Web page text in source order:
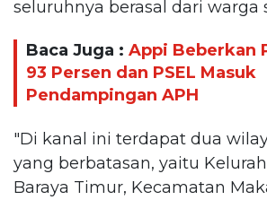
seluruhnya berasal dari warga
Baca Juga : Appi Beberkan
93 Persen dan PSEL Masuk
Pendampingan APH
"Di kanal ini terdapat dua
yang berbatasan, yaitu
Baraya Timur, Kecamatan